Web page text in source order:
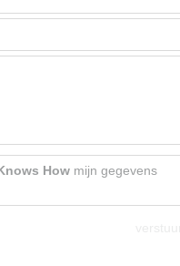
Howmijn gegevens